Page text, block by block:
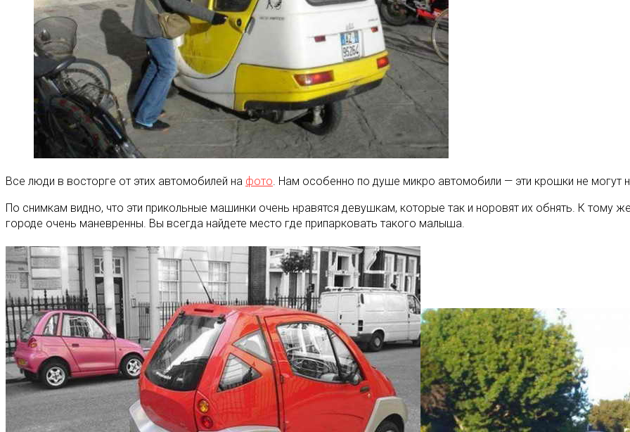
Все люди в восторге от этих автомобилей на фото. Нам особенно по душе микро автомобили — эти крошки не могут
По снимкам видно, что эти прикольные машинки очень нравятся девушкам, которые так и норовят их обнять. К
городе очень маневренны. Вы всегда найдете место где припарковать такого малыша.